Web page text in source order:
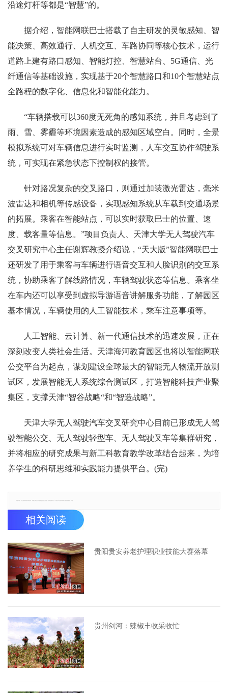
沿途灯杆等都是“智慧”的。
据介绍，智能网联巴士搭载了自主研发的灵敏感知、智
能决策、高效通行、人机交互、车路协同等核心技术，运行
道路上建有路口感知、智能灯控、智慧站台、5G通信、光
纤通信等基础设施，实现基于20个智慧路口和10个智慧站点
全路程的数字化、信息化和智能化能力。
“车辆搭载可以360度无死角的感知系统，并且考虑到了
雨、雪、雾霾等环境因素造成的感知区域空白。同时，全景
模拟系统可对车辆信息进行实时监测，人车交互协作驾驶系
统，可实现在紧急状态下控制权的接管。
针对路况复杂的交叉路口，则通过加装激光雷达，毫米
波雷达和相机等传感设备，实现感知系统从车载到交通场景
的拓展。乘客在智能站点，可以实时获取巴士的位置、速
度、载客量等信息。”项目负责人、天津大学无人驾驶汽车
交叉研究中心主任谢辉教授介绍说，“天大版”智能网联巴士
还研发了用于乘客与车辆进行语音交互和人脸识别的交互系
统，协助乘客了解线路情况，车辆驾驶状态等信息。乘客坐
在车内还可以享受到虚拟导游语音讲解服务功能，了解园区
基本情况，车辆使用的人工智能技术，乘车注意事项等。
人工智能、云计算、新一代通信技术的迅速发展，正在
深刻改变人类社会生活。天津海河教育园区也将以智能网联
公交平台为起点，谋划建设全球最大的智能无人物流开放测
试区，发展智能无人系统综合测试区，打造智能科技产业聚
集区，支撑天津“智谷战略“和“智造战略”。
天津大学无人驾驶汽车交叉研究中心目前已形成无人驾
驶智能公交、无人驾驶轻型车、无人驾驶叉车等集群研究，
并将相应的研究成果与新工科教育教学改革结合起来，为培
养学生的科研思维和实践能力提供平台。(完)
相关阅读
贵阳贵安养老护理职业技能大赛落幕
贵州剑河：辣椒丰收采收忙